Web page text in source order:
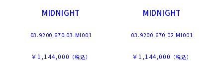
MIDNIGHT
03.9200.670.03.MI001
￥1,144,000 （税込）
MIDNIGHT
03.9200.670.02.MI001
￥1,144,000 （税込）